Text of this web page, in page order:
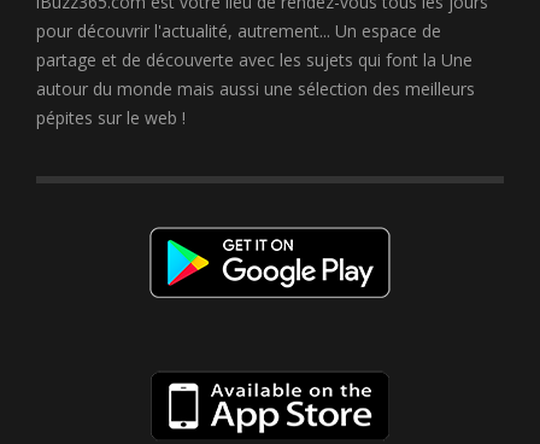
pour découvrir l'actualité, autrement... Un espace de
partage et de découverte avec les sujets qui font la Une
autour du monde mais aussi une sélection des meilleurs
pépites sur le web !